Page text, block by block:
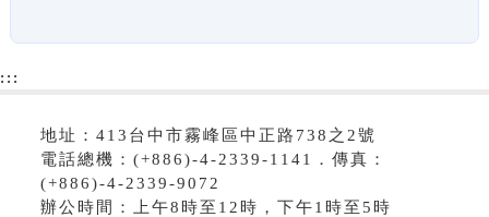
:::
地址：413台中市霧峰區中正路738之2號
電話總機：(+886)-4-2339-1141．傳真：
(+886)-4-2339-9072
辦公時間：上午8時至12時，下午1時至5時